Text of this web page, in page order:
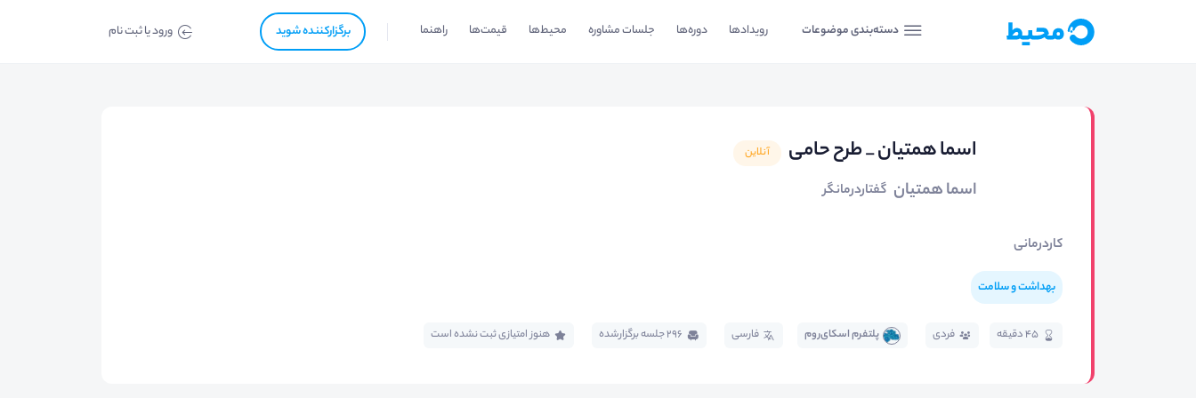
دسته‌بندی موضوعات رویدادها دوره‌ها جلسات مشاوره محیط‌ها قیمت‌ها راهنما برگزار‌‌کننده شوید ورود یا ثبت نام
اسما همتیان _ طرح حامی آنلاین
اسما همتیان گفتاردرمانگر
کاردرمانی
بهداشت و سلامت
45 دقیقه فردی پلتفرم اسکای‌روم فارسی 296 جلسه برگزار‌شده هنوز امتیازی ثبت نشده است